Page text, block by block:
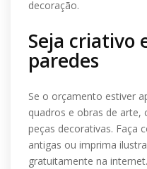
decoração.
Seja criativo
paredes
Se o orçamento estiver
quadros e obras de arte,
peças decorativas. Faça
antigas ou imprima
gratuitamente na internet.